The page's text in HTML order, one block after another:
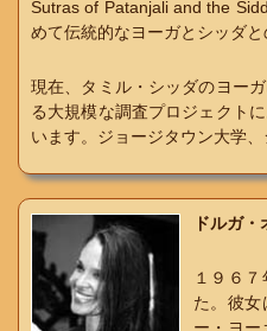
Sutras of Patanjali and the
めて伝統的なヨーガとシッダと
現在、タミル・シッダのヨー
る大規模な調査プロジェクト
います。ジョージタウン大学
ドルガ
１９６
た。彼女